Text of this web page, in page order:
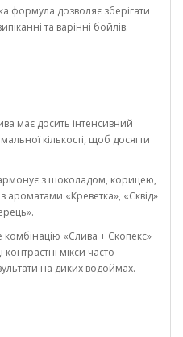
формула дозволяє зберігати
та варінні бойлів.
має досить інтенсивний
кількості, щоб досягти
з шоколадом, корицею,
ароматами «Креветка», «Сквід»
комбінацію «Слива + Скопекс»
мікси часто
на диких водоймах.